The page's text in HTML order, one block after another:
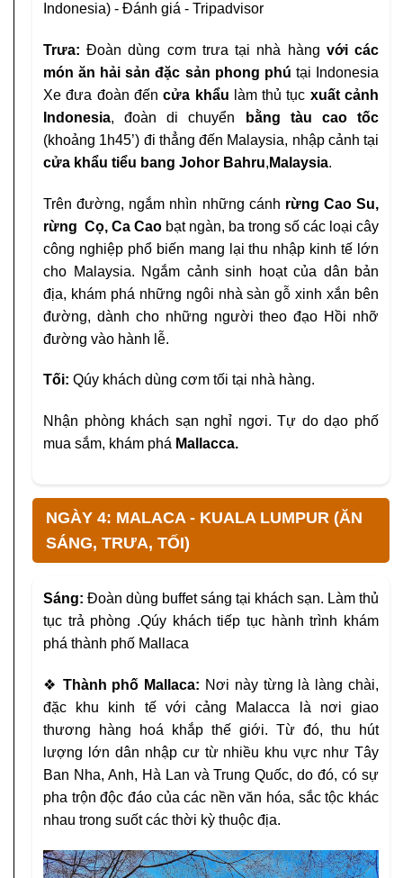
Trưa:Đoàn dùng cơm trưa tại nhà hàng với các
món ăn hải sản đặc sản phong phú tại Indonesia
Xe đưa đoàn đếncửa khẩu làm thủ tục xuất cảnh
Indonesia, đoàn di chuyển
bằng tàu cao tốc
(khoảng 1h45’) đi thẳng đến Malaysia, nhập cảnh tại
cửa khẩu tiểu bang Johor Bahru, Malaysia.
Trên đường, ngắm nhìn những cánh rừng Cao Su,
rừng Cọ, Ca Cao bạt ngàn, ba trong số các loại cây
công nghiệp phổ biến mang lại thu nhập kinh tế lớn
cho Malaysia. Ngắm cảnh sinh hoạt của dân bản
địa, khám phá những ngôi nhà sàn gỗ xinh xắn bên
đường, dành cho những người theo đạo Hồi nhỡ
đường vào hành lễ.
Tối: Qúy khách dùng cơm tối tại nhà hàng.
Nhận phòng khách sạn nghỉ ngơi. Tự do dạo phố
mua sắm, khám phá Mallacca.
NGÀY 4: MALACA - KUALA LUMPUR (ĂN
SÁNG, TRƯA, TỐI)
Sáng: Đoàn dùng buffet sáng tại khách sạn. Làm thủ
tục trả phòng .Qúy khách tiếp tục hành trình khám
phá thành phố Mallaca
❖ Thành phố Mallaca: Nơi này từng là làng chài,
đặc khu kinh tế với cảng Malacca là nơi giao
thương hàng hoá khắp thế giới. Từ đó, thu hút
lượng lớn dân nhập cư từ nhiều khu vực như Tây
Ban Nha, Anh, Hà Lan và Trung Quốc, do đó, có sự
pha trộn độc đáo của các nền văn hóa, sắc tộc khác
nhau trong suốtcác thời kỳ thuộc địa.